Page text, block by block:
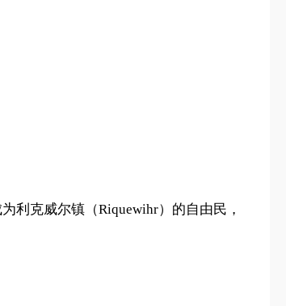
利克威尔镇（Riquewihr）的自由民，